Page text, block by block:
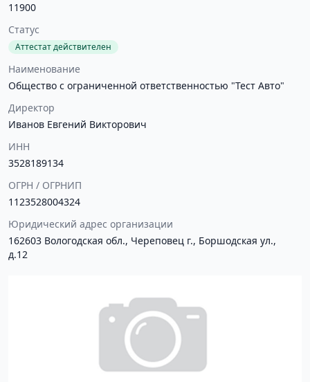
11900
Статус
Аттестат действителен
Наименование
Общество с ограниченной ответственностью "Тест Авто"
Директор
Иванов Евгений Викторович
ИНН
3528189134
ОГРН / ОГРНИП
1123528004324
Юридический адрес организации
162603 Вологодская обл., Череповец г., Боршодская ул.,
д.12